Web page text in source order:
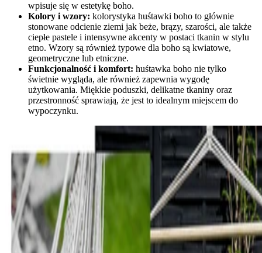
wpisuje się w estetykę boho.
Kolory i wzory: kolorystyka huśtawki boho to głównie
stonowane odcienie ziemi jak beże, brązy, szarości, ale także
ciepłe pastele i intensywne akcenty w postaci tkanin w stylu
etno. Wzory są również typowe dla boho są kwiatowe,
geometryczne lub etniczne.
Funkcjonalność i komfort: huśtawka boho nie tylko
świetnie wygląda, ale również zapewnia wygodę
użytkowania. Miękkie poduszki, delikatne tkaniny oraz
przestronność sprawiają, że jest to idealnym miejscem do
wypoczynku.